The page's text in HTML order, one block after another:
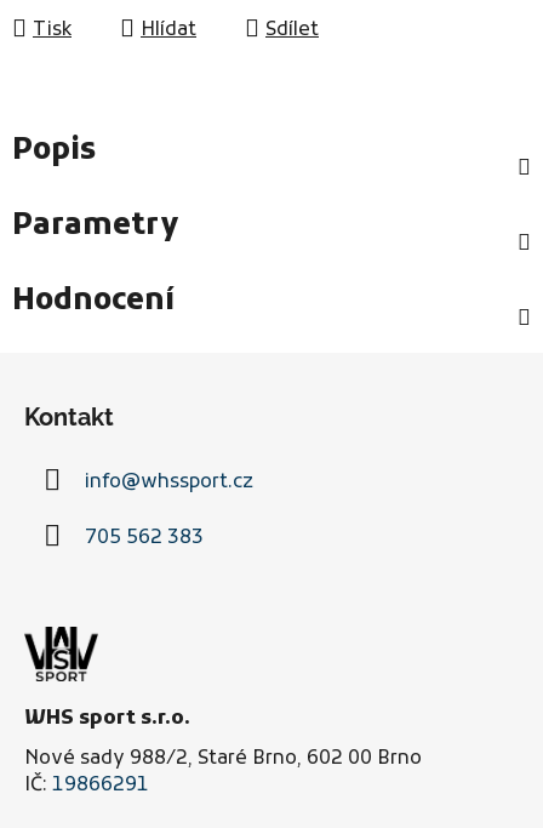
Tisk Hlídat Sdílet
Popis
Parametry
Hodnocení
Kontakt
info@whssport.cz
705 562 383
WHS sport s.r.o.
Nové sady 988/2, Staré Brno, 602 00 Brno
IČ: 19866291